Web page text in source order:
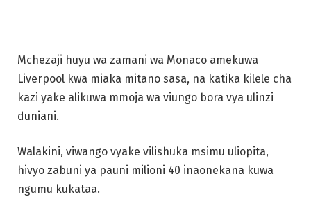
Mchezaji huyu wa zamani wa Monaco amekuwa
Liverpool kwa miaka mitano sasa, na katika kilele cha
kazi yake alikuwa mmoja wa viungo bora vya ulinzi
duniani.
Walakini, viwango vyake vilishuka msimu uliopita,
hivyo zabuni ya pauni milioni 40 inaonekana kuwa
ngumu kukataa.